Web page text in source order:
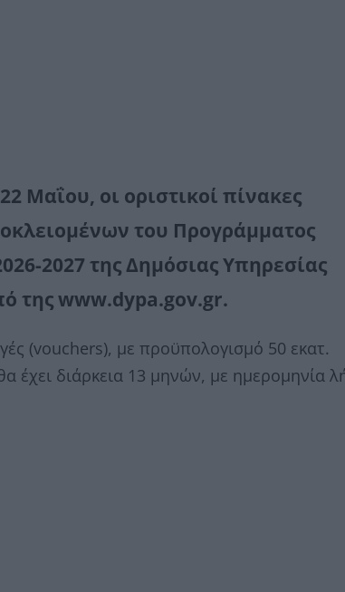
Μαΐου, οι οριστικοί πίνακες
του Προγράμματος
2027 της Δημόσιας Υπηρεσίας
της www.dypa.gov.gr.
(vouchers), με προϋπολογισμό 50 εκατ.
έχει διάρκεια 13 μηνών, με ημερομηνία